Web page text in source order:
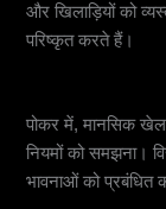
और खिलाड़ियों को
परिष्कृत करते हैं।
पोकर में, मानसिक खेल
नियमों को समझना।
भावनाओं को प्रबंधित